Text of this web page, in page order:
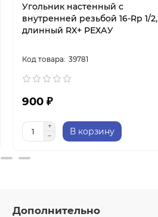
Угольник настенный с
внутренней резьбой 16-Rp 1/2,
длинный RX+ РЕХАУ
39781
900 ₽
В корзину
Дополнительно